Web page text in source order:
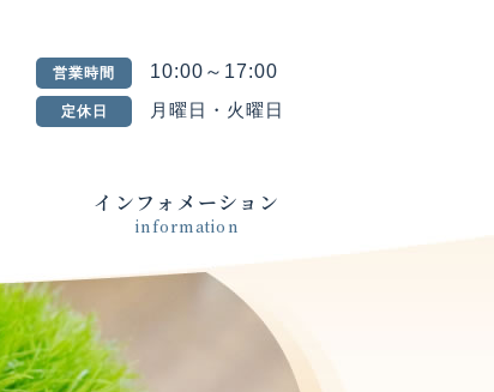
営業時間 10:00～17:00
定休日 月曜日・火曜日
インフォメーション
information